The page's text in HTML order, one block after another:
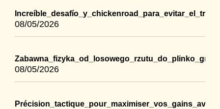
08/05/2026
08/05/2026